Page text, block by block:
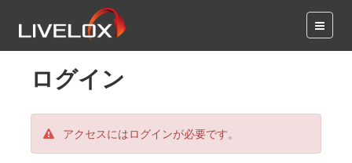
ログイン
アクセスにはログインが必要です。